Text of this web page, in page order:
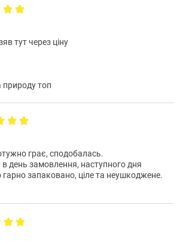
микрофона и гитары
караоке EQ и встроенным
и вид как у суперзвезды.
эквалайзера, а также настройки цвета
шоу для создания идеальной
из переработанных материалов
содержит переделанный пластик.
тут через ціну
топ
грає, сподобалась.
в день замовлення, наступного дня
запаковано, ціле та неушкоджене.